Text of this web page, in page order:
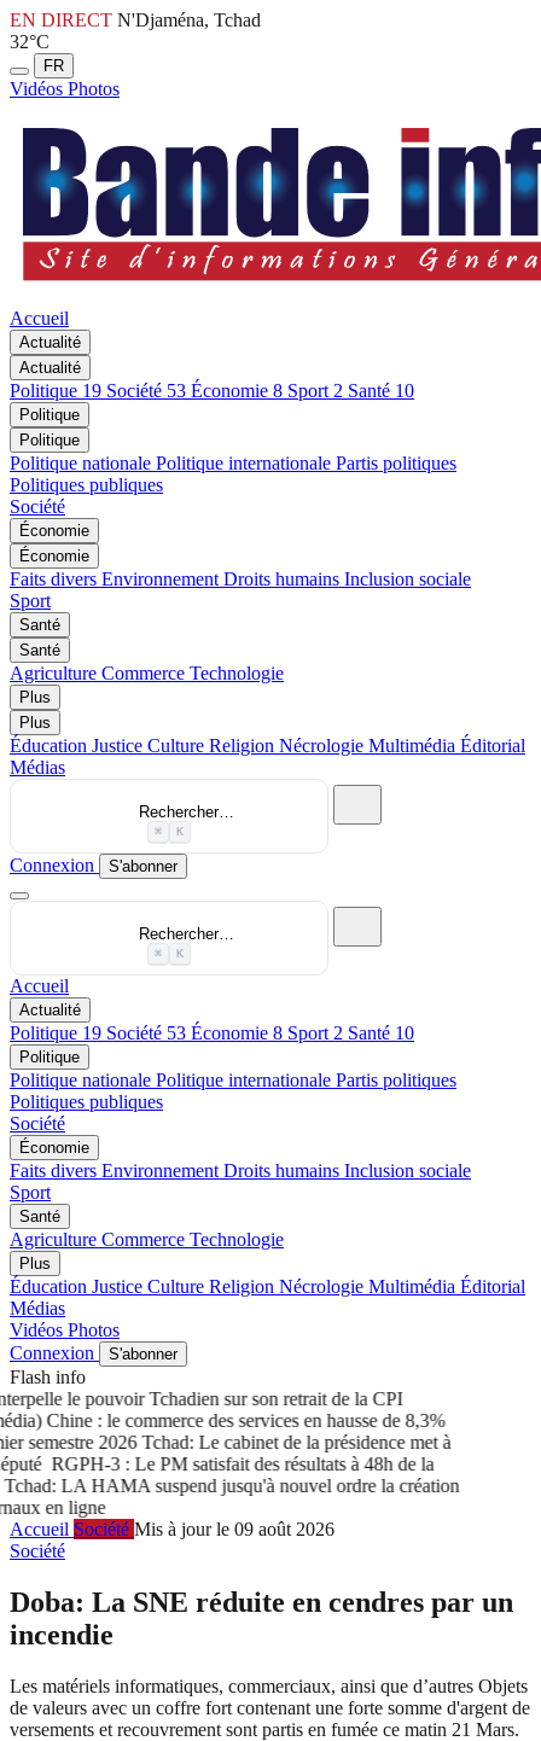
EN DIRECT N'Djaména, Tchad
32°C
FR
Vidéos Photos
Accueil
Actualité
Actualité
Politique 19 Société 53 Économie 8 Sport 2 Santé 10
Politique
Politique
Politique nationale Politique internationale Partis politiques
Politiques publiques
Société
Économie
Économie
Faits divers Environnement Droits humains Inclusion sociale
Sport
Santé
Santé
Agriculture Commerce Technologie
Plus
Plus
Éducation Justice Culture Religion Nécrologie Multimédia Éditorial
Médias
Rechercher…
⌘ K
Connexion S'abonner
Rechercher…
⌘ K
Accueil
Actualité
Politique 19 Société 53 Économie 8 Sport 2 Santé 10
Politique
Politique nationale Politique internationale Partis politiques
Politiques publiques
Société
Économie
Faits divers Environnement Droits humains Inclusion sociale
Sport
Santé
Agriculture Commerce Technologie
Plus
Éducation Justice Culture Religion Nécrologie Multimédia Éditorial
Médias
Vidéos Photos
Connexion
S'abonner
Flash info
le pouvoir Tchadien sur son retrait de la CPI
Chine : le commerce des services en hausse de 8,3%
semestre 2026Tchad: Le cabinet de la présidence met à
RGPH-3 : Le PM satisfait des résultats à 48h de la
LA HAMA suspend jusqu'à nouvel ordre la création
en ligne
Accueil Société Mis à jour le 09 août 2026
Société
Doba: La SNE réduite en cendres par un
incendie
Les matériels informatiques, commerciaux, ainsi que d’autres Objets
de valeurs avec un coffre fort contenant une forte somme d'argent de
versements et recouvrement sont partis en fumée ce matin 21 Mars.